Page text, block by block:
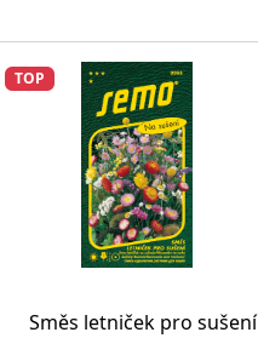
TOP
Směs letniček pro sušení